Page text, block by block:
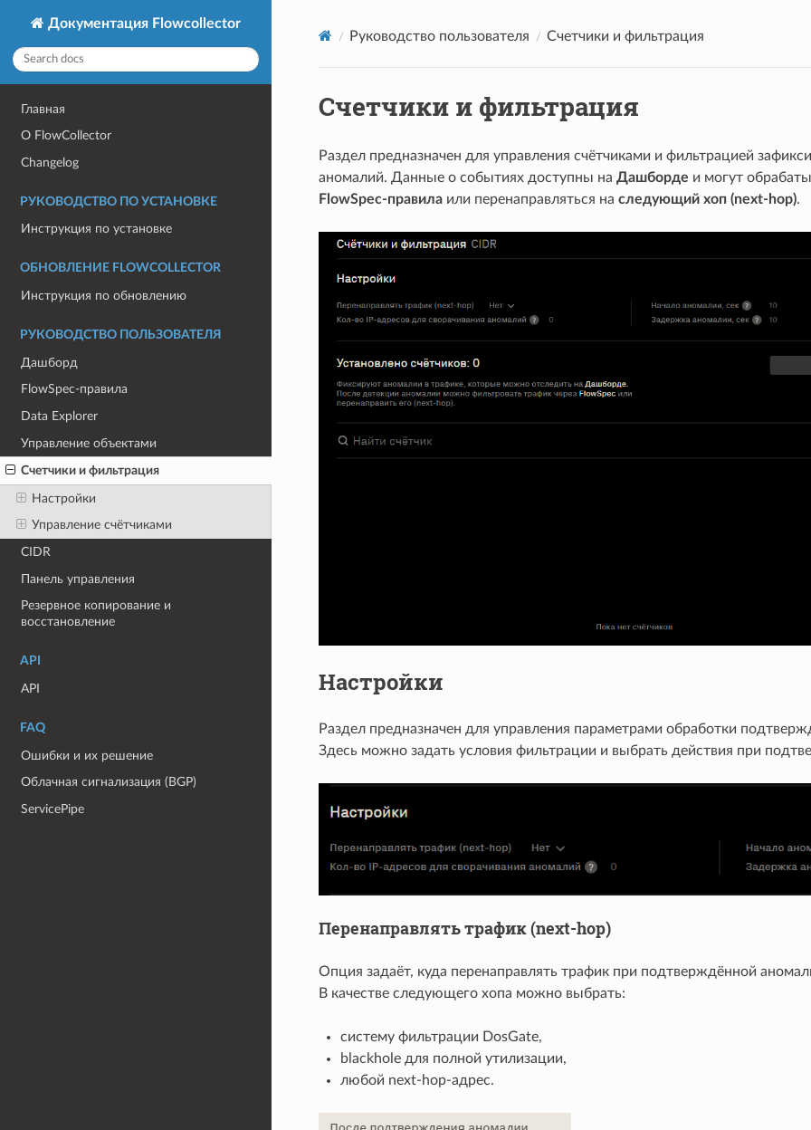
Документация Flowcollector
Главная
О FlowCollector
Changelog
РУКОВОДСТВО ПО УСТАНОВКЕ
Инструкция по установке
ОБНОВЛЕНИЕ FLOWCOLLECTOR
Инструкция по обновлению
РУКОВОДСТВО ПОЛЬЗОВАТЕЛЯ
Дашборд
FlowSpec-правила
Data Explorer
Управление объектами
Счетчики и фильтрация
Настройки
Управление счётчиками
CIDR
Панель управления
Резервное копирование и
восстановление
API
API
FAQ
Ошибки и их решение
Облачная сигнализация (BGP)
ServicePipe
Руководство пользователя Счетчики и фильтрация
Счетчики и фильтрация
Раздел предназначен для управления счётчиками и фильтрацией
аномалий. Данные о событиях доступны на Дашборде и могут
FlowSpec-правилаили перенаправляться на следующий хоп (next-hop).
Настройки
Раздел предназначен для управления параметрами обработки
Здесь можно задать условия фильтрации и выбрать действия при
Перенаправлять трафик (next-hop)
Опция задаёт, куда перенаправлять трафик при подтверждённой
В качестве следующего хопа можно выбрать:
систему фильтрации DosGate,
blackhole для полной утилизации,
любой next-hop-адрес.